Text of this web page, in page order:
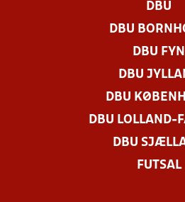
DBU
DBU
DBU FYN
DBU
DBU
DBU LOLLAND-
DBU
FUTSAL